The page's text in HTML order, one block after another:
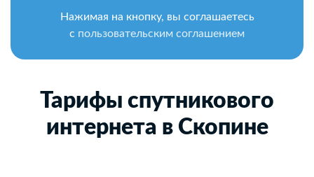
Нажимая на кнопку, вы соглашаетесь
с пользовательским соглашением
Тарифы спутникового
интернета в Скопине